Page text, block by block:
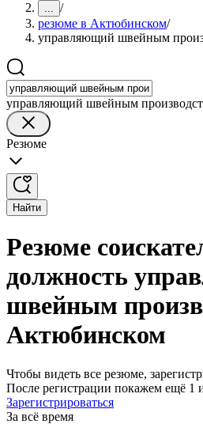
... /
резюме в Актюбинском/
управляющий швейным
управляющий швейным
Резюме
Найти
Резюме
должность
швейным
Актюбинском
Чтобы видеть все резюме,
После регистрации покажем ещё 1
Зарегистрироваться
За всё время